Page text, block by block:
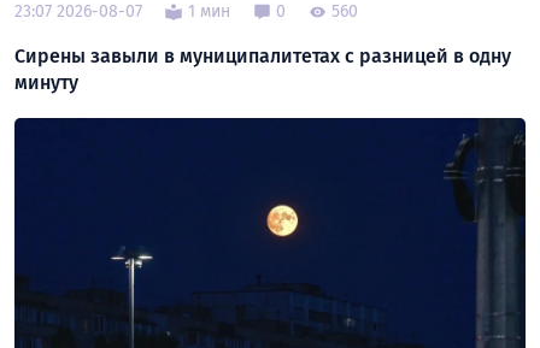
23:07 2026-08-07 1 мин 0 560
Сирены завыли в муниципалитетах с разницей в одну
минуту